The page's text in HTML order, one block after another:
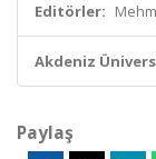
Editörler:
Akdeniz
Paylaş